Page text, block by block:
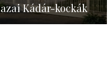
Kádár-kockák